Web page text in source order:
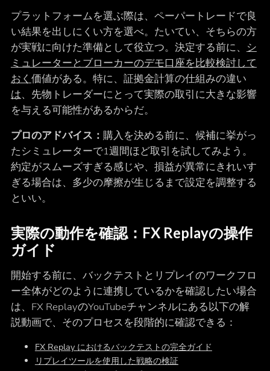
プラットフォームを選ぶ際は、ペーパートレードで良
い結果を出しにくい方を選べ。たいてい、そちらの方
が実戦に向けた準備として役立つ。決定する前に、 シ
ミュレーターとブローカーのデモ口座を比較検討して
おく 価値がある。特に、証拠金計算の仕組みの違い
は、先物トレーダーにとって実際の取引に大きな影響
を与える可能性があるからだ。
プロのアドバイス： 購入を決める前に、候補に挙がっ
たシミュレーターで1週間ほど取引を試してみよう。
約定がスムーズすぎる感じや、損益が異常にきれいす
ぎる場合は、多少の摩擦が生じるまで設定を調整する
といい。
実際の動作を確認：FX Replayの操作
ガイド
開始する前に、バックテストとリプレイのワークフロ
ー全体がどのように連携しているかを確認したい場合
は、FX ReplayのYouTubeチャンネルにある以下の解
説動画で、そのプロセスを段階的に確認できる：
FX Replay におけるバックテストの完全ガイド
リプレイツールを使用した戦略の検証